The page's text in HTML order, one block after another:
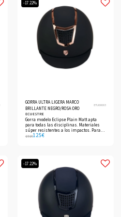
-17.22%
GORRA ULTRA LIGERA MARCO
BRILLANTE NEGRO/ROSA ORO
ETU00003
ECUESTRE
Gorra modelo Eclipse Plain Matt apta
para todas las disciplinas. Materiales
súper resistentes a los impactos. Para
entrenamiento diario y competiciones.
151€125€
-17.22%